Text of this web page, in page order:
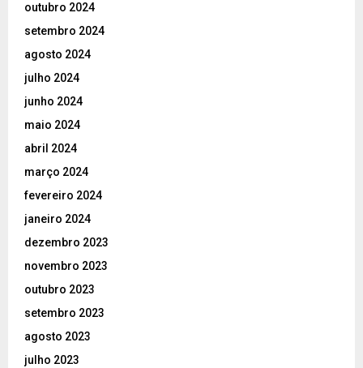
outubro 2024
setembro 2024
agosto 2024
julho 2024
junho 2024
maio 2024
abril 2024
março 2024
fevereiro 2024
janeiro 2024
dezembro 2023
novembro 2023
outubro 2023
setembro 2023
agosto 2023
julho 2023